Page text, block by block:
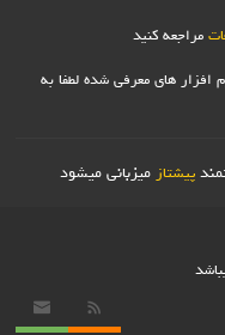
شده لطفا به
میشود